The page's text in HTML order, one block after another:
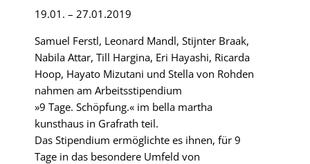
19.01. – 27.01.2019
Samuel Ferstl, Leonard Mandl, Stijnter Braak,
Nabila Attar, Till Hargina, Eri Hayashi, Ricarda
Hoop, Hayato Mizutani und Stella von Rohden
nahmen am Arbeitsstipendium
»9 Tage. Schöpfung.« im bella martha
kunsthaus in Grafrath teil.
Das Stipendium ermöglichte es ihnen, für 9
Tage in das besondere Umfeld von